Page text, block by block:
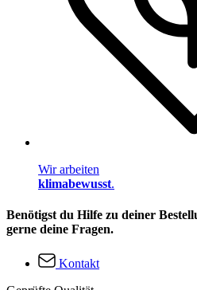
Wir arbeiten
klimabewusst.
Benötigst du Hilfe zu deiner
gerne deine Fragen.
Kontakt